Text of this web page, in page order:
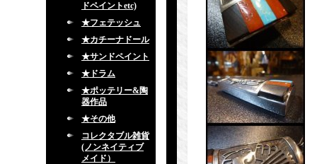
ドペイントetc)
★フェテッシュ
★カチーナドール
★サンドペイント
★ドラム
★ポッテリー&陶
器作品
★その他
コレクタブル雑貨
(ノンネイティブ
メイド）